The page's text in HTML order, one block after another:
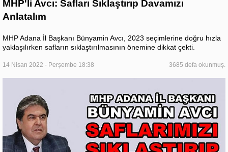
MHP'li Avcı: Safları Sıklaştırıp Davamızı
Anlatalım
MHP Adana İl Başkanı Bünyamin Avcı, 2023 seçimlerine doğru hızla
yaklaşılırken safların sıklaştırılmasının önemine dikkat çekti.
14 Nisan 2022 - Perşembe 18:38 3685 defa okunmuş.